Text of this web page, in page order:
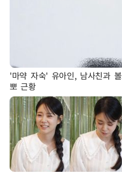
'마약 자숙' 유아인, 남사친과
뽀 근황